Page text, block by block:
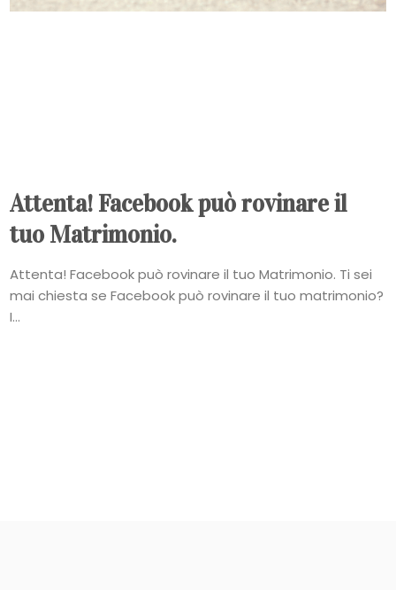
Attenta! Facebook può rovinare il
tuo Matrimonio.
Attenta! Facebook può rovinare il tuo Matrimonio. Ti sei
mai chiesta se Facebook può rovinare il tuo matrimonio?
I...